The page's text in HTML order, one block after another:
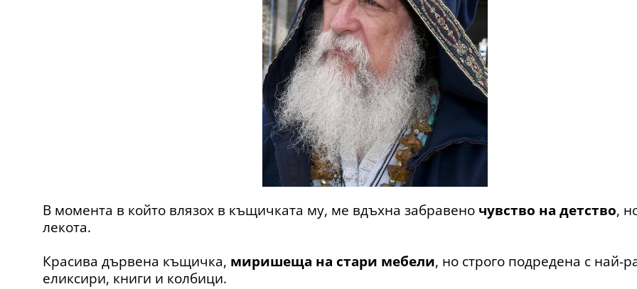
В момента в който влязох в къщичката му, ме вдъхна забравено чувство на детство,
лекота.
Красива дървена къщичка, миришеща на стари мебели, но строго подредена с най-
еликсири, книги и колбици.